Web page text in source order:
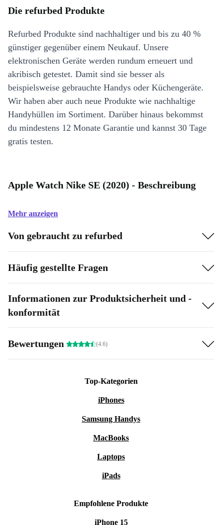
Die refurbed Produkte
Refurbed Produkte sind nachhaltiger und bis zu 40 %
günstiger gegenüber einem Neukauf. Unsere
elektronischen Geräte werden rundum erneuert und
akribisch getestet. Damit sind sie besser als
beispielsweise gebrauchte Handys oder Küchengeräte.
Wir haben aber auch neue Produkte wie nachhaltige
Handyhüllen im Sortiment. Darüber hinaus bekommst
du mindestens 12 Monate Garantie und kannst 30 Tage
gratis testen.
Apple Watch Nike SE (2020) - Beschreibung
Mehr anzeigen
Von gebraucht zu refurbed
Häufig gestellte Fragen
Informationen zur Produktsicherheit und -
konformität
Bewertungen (4.6)
Top-Kategorien
iPhones
Samsung Handys
MacBooks
Laptops
iPads
Empfohlene Produkte
iPhone 15